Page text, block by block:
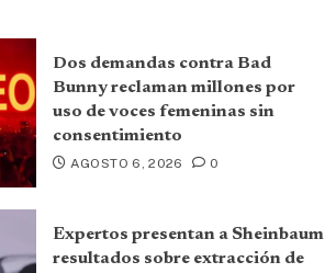
Dos demandas contra Bad
Bunny reclaman millones por
uso de voces femeninas sin
consentimiento
AGOSTO 6, 2026 0
Expertos presentan a Sheinbaum
resultados sobre extracción de